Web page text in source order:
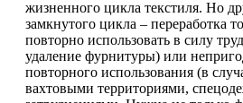
жизненного цикла текстиля. Но
замкнутого цикла – переработка
повторно использовать в силу
удаление фурнитуры) или
повторного использования (в
вахтовыми территориями,